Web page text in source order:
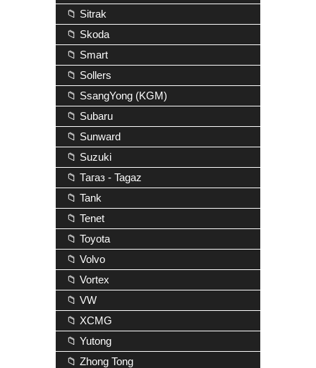
📁 Sitrak
📁 Skoda
📁 Smart
📁 Sollers
📁 SsangYong (KGM)
📁 Subaru
📁 Sunward
📁 Suzuki
📁 Тагаз - Tagaz
📁 Tank
📁 Tenet
📁 Toyota
📁 Volvo
📁 Vortex
📁 VW
📁 XCMG
📁 Yutong
📁 Zhong Tong